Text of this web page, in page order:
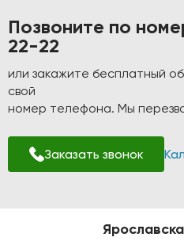
Позвоните по
22-22
или закажите бесплатный
свой
номер телефона. Мы
Заказать звонок